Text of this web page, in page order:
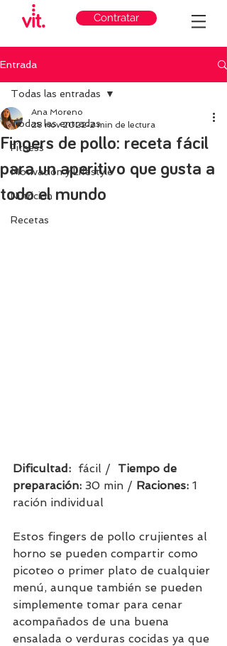
Contratar
Entrada
Todas las entradas
Fitness
Motivación y Lifestyle
Nutricion
Recetas
Todas las entradas
Fingers de pollo: receta fácil
para un aperitivo que gusta a
todo el mundo
Ana Moreno
28 nov 2022 2 min de lectura
Dificultad: fácil / Tiempo de
preparación: 30 min / Raciones: 1
ración individual
Estos fingers de pollo crujientes al
horno se pueden compartir como
picoteo o primer plato de cualquier
menú, aunque también se pueden
simplemente tomar para cenar
acompañados de una buena
ensalada o verduras cocidas ya que